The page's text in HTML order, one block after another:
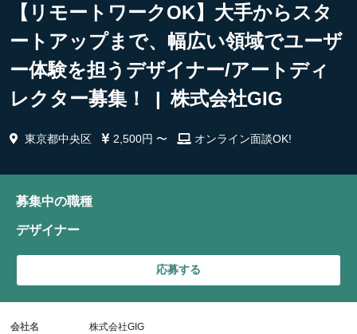
【リモートワークOK】大手からスタ
ートアップまで、幅広い領域でユーザ
ー体験を担うデザイナー/アートディ
レクター募集！ | 株式会社GIG
東京都中央区 2,500円 〜 オンライン面談OK!
募集中の職種
デザイナー
応募する
会社名 株式会社GIG